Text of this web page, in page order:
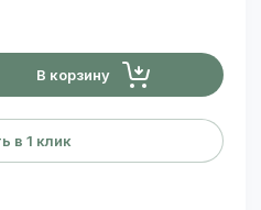
В корзину
в 1 клик